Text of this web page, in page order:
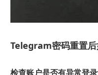
Telegram密码重置
检查账户是否有异常登